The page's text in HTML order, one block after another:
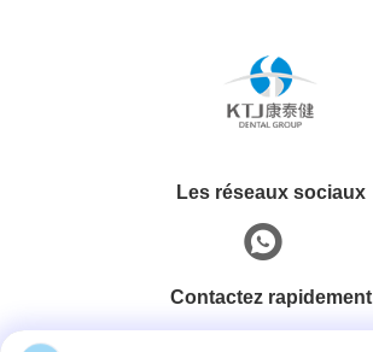
Les réseaux sociaux
Contactez rapidement